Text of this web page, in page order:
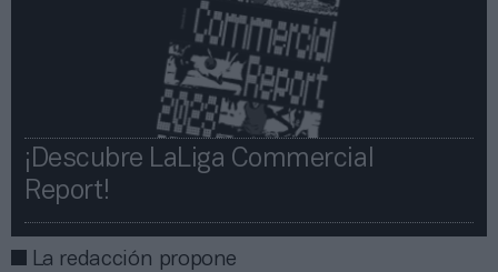
¡Descubre LaLiga Commercial
Report!​​
La redacción propone